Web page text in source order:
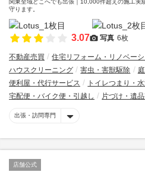
関東全域どこへでも出張｜10,000件超えの施工実
守ります。
3.07 写真 6枚
不動産売買 住宅リフォーム・リノベー
ハウスクリーニング
害虫・害獣駆除
便利屋・代行サービス
トイレつまり・
宅配便・バイク便・引越し
片づけ・遺
出張・訪問専門
店舗公式